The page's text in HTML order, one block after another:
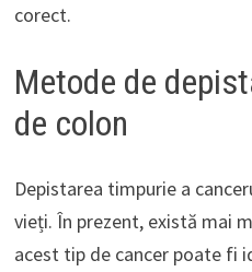
corect.
Metode de
de colon
Depistarea timpurie a
vieți. În prezent, există mai
acest tip de cancer poate fi